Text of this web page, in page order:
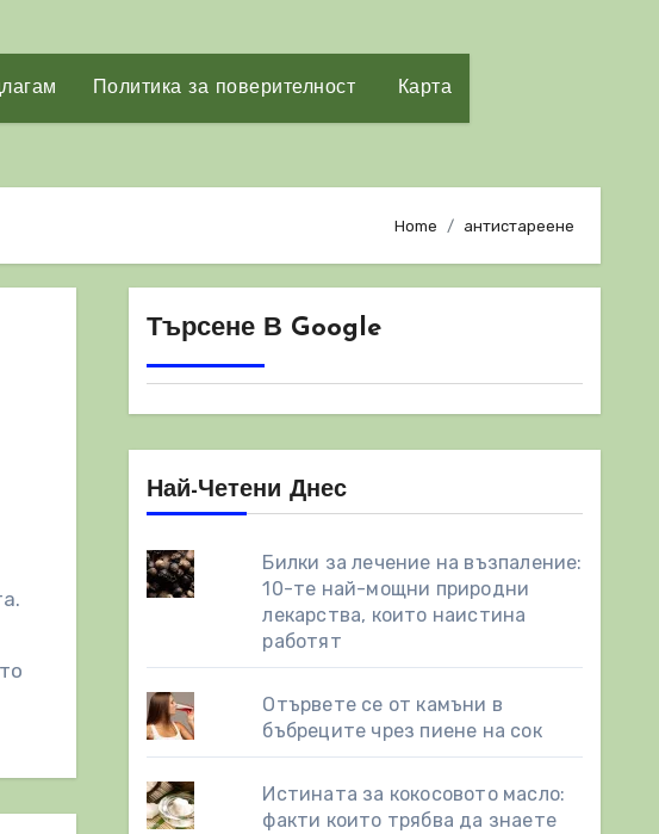
Политика за поверителност Карта
Home антистареене
Търсене В Google
Най-Четени Днес
Билки за лечение на възпаление:
10-те най-мощни природни
лекарства, които наистина
работят
Отървете се от камъни в
бъбреците чрез пиене на сок
Истината за кокосовото масло:
факти които трябва да знаете